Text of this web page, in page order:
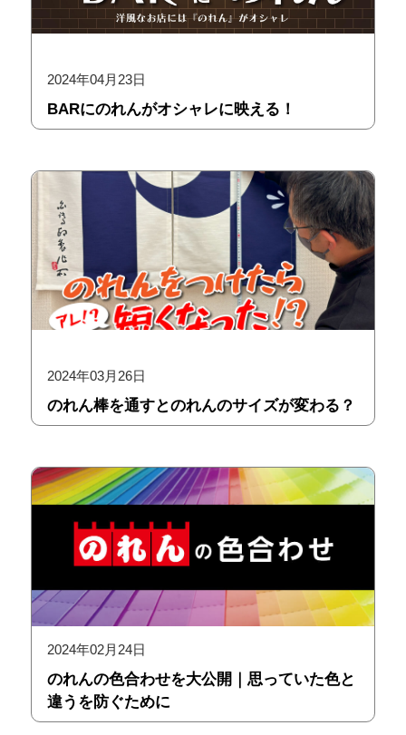
2024年04月23日
BARにのれんがオシャレに映える！
2024年03月26日
のれん棒を通すとのれんのサイズが変わる？
2024年02月24日
のれんの色合わせを大公開｜思っていた色と
違うを防ぐために